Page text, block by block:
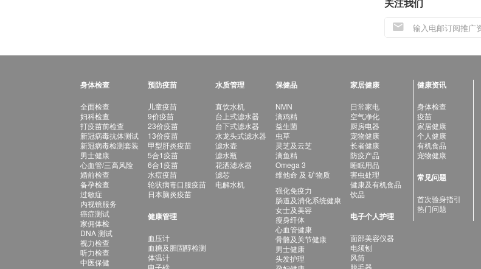
身体检查
全面检查
妇科检查
打疫苗前检查
新冠病毒抗体测试
新冠病毒检测套装
男士健康
心血管/三高风险
婚前检查
备孕检查
过敏症
内视镜服务
癌症测试
家佣体检
DNA 测试
视力检查
听力检查
中医保健
预防疫苗
儿童疫苗
9价疫苗
23价疫苗
13价疫苗
甲型肝炎疫苗
5合1疫苗
6合1疫苗
水痘疫苗
轮状病毒口服疫苗
日本脑炎疫苗
健康管理
血压计
血糖及胆固醇检测
体温计
电子磅
水质管理
直饮水机
台上式滤水器
台下式滤水器
水龙头式滤水器
滤水壶
滤水瓶
花洒滤水器
滤芯
电解水机
保健品
NMN
滴鸡精
益生菌
虫草
灵芝及云芝
滴鱼精
Omega 3
维他命 及 矿物质
强化免疫力
肠道及消化系统健康
女士及美容
瘦身纤体
心血管健康
骨骼及关节健康
男士健康
头发护理
家居健康
日常家电
空气净化
厨房电器
宠物健康
长者健康
防疫产品
睡眠用品
害虫处理
健康及有机食品
饮品
电子个人护理
面部美容仪器
电须刨
风筒
脱毛器
健康资讯
身体检查
疫苗
家居健康
个人健康
有机食品
宠物健康
常见问题
首次验身指引
热门问题